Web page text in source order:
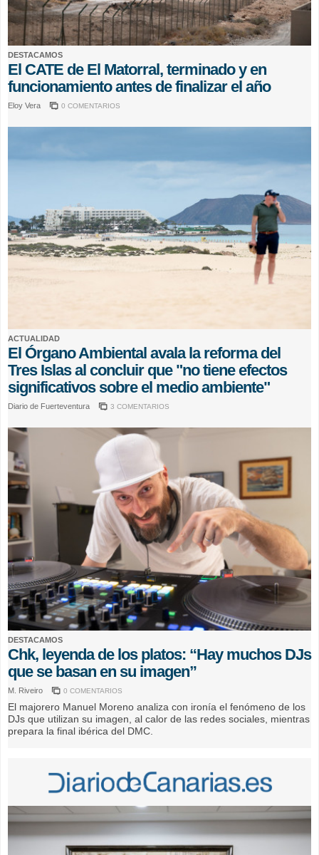
DESTACAMOS
El CATE de El Matorral, terminado y en
funcionamiento antes de finalizar el año
Eloy Vera 0 COMENTARIOS
ACTUALIDAD
El Órgano Ambiental avala la reforma del
Tres Islas al concluir que "no tiene efectos
significativos sobre el medio ambiente"
Diario de Fuerteventura 3 COMENTARIOS
DESTACAMOS
Chk, leyenda de los platos: “Hay muchos DJs
que se basan en su imagen”
M. Riveiro 0 COMENTARIOS
El majorero Manuel Moreno analiza con ironía el fenómeno de los
DJs que utilizan su imagen, al calor de las redes sociales, mientras
prepara la final ibérica del DMC.